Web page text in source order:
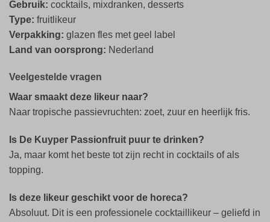
Gebruik: cocktails, mixdranken, desserts
Type: fruitlikeur
Verpakking: glazen fles met geel label
Land van oorsprong: Nederland
Veelgestelde vragen
Waar smaakt deze likeur naar?
Naar tropische passievruchten: zoet, zuur en heerlijk fris.
Is De Kuyper Passionfruit puur te drinken?
Ja, maar komt het beste tot zijn recht in cocktails of als
topping.
Is deze likeur geschikt voor de horeca?
Absoluut. Dit is een professionele cocktaillikeur – geliefd in